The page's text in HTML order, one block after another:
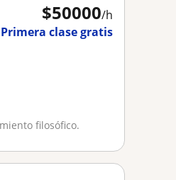
$50000/h
Primera clase gratis
filosófico.